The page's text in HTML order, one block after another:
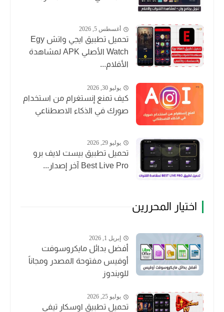
أغسطس 5, 2026
تحميل تطبيق ايجي واتش Egy
Watch الأصلي APK لمشاهدة
الأفلام...
يوليو 30, 2026
كيف تمنع إنستغرام من استخدام
صورك في الذكاء الاصطناعي
يوليو 29, 2026
تحميل تطبيق بيست لايف برو
Best Live Pro آخر إصدار...
اختيار المحررين
إبريل 1, 2026
أفضل بدائل مايكروسوفت
أوفيس مفتوحة المصدر ومجاناً
للويندوز
يوليو 25, 2026
تحميل تطبيق اوسكار تيفي